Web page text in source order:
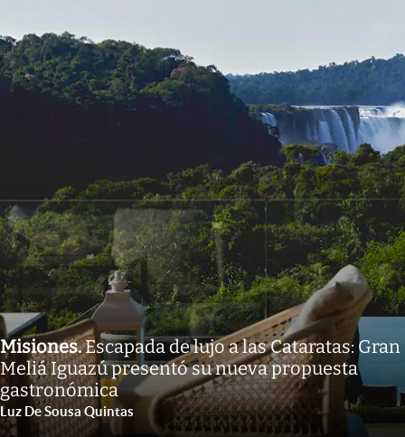
Misiones.Escapada de lujo a las Cataratas: Gran
Meliá Iguazú presentó su nueva propuesta
gastronómica
Luz De Sousa Quintas